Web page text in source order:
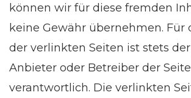
können wir für diese fremden
keine Gewähr übernehmen. Für
der verlinkten Seiten ist stets
Anbieter oder Betreiber der
verantwortlich. Die verlinkten